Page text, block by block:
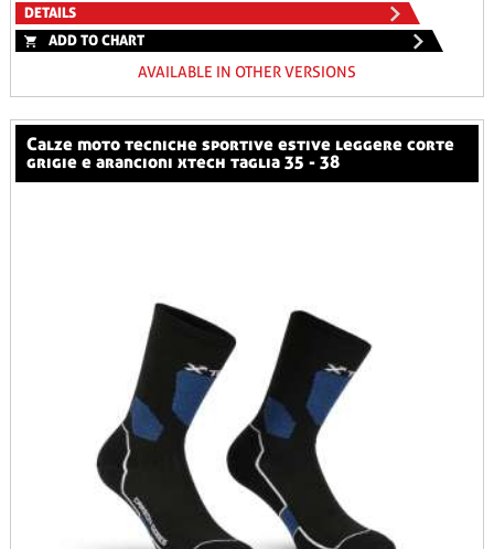
DETAILS
ADD TO CHART
AVAILABLE IN OTHER VERSIONS
calze moto tecniche sportive estive leggere corte
grigie e arancioni xtech taglia 35 - 38